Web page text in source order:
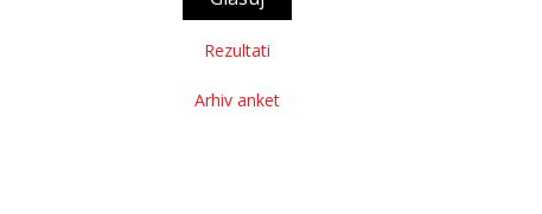
Rezultati
Arhiv anket